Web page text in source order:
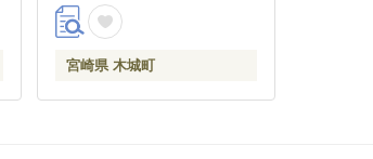
宮崎県 木城町